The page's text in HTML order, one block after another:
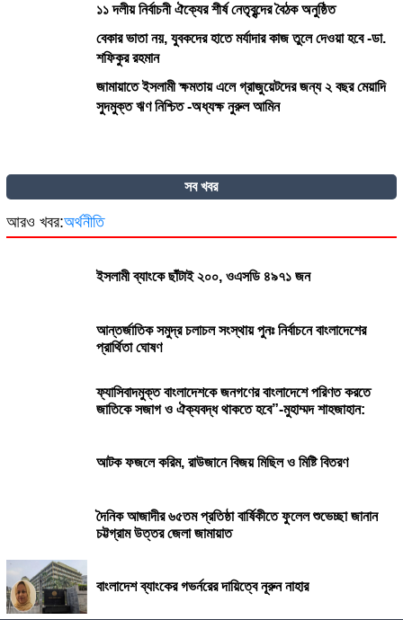
১১ দলীয় নির্বাচনী ঐক্যের শীর্ষ নেতৃবৃন্দের বৈঠক অনুষ্ঠিত
বেকার ভাতা নয়, যুবকদের হাতে মর্যাদার কাজ তুলে দেওয়া হবে -ডা.
শফিকুর রহমান
জামায়াতে ইসলামী ক্ষমতায় এলে গ্রাজুয়েটদের জন্য ২ বছর মেয়াদি
সুদমুক্ত ঋণ নিশ্চিত -অধ্যক্ষ নুরুল আমিন
সব খবর
আরও খবর:অর্থনীতি
ইসলামী ব্যাংকে ছাঁটাই ২০০, ওএসডি ৪৯৭১ জন
আন্তর্জাতিক সমুদ্র চলাচল সংস্থায় পুনঃ নির্বাচনে বাংলাদেশের
প্রার্থিতা ঘোষণ
ফ্যাসিবাদমুক্ত বাংলাদেশকে জনগণের বাংলাদেশে পরিণত করতে
জাতিকে সজাগ ও ঐক্যবদ্ধ থাকতে হবে”-মুহাম্মদ শাহজাহান:
আটক ফজলে করিম, রাউজানে বিজয় মিছিল ও মিষ্টি বিতরণ
দৈনিক আজাদীর ৬৫তম প্রতিষ্ঠা বার্ষিকীতে ফুলেল শুভেচ্ছা জানান
চট্টগ্রাম উত্তর জেলা জামায়াত
বাংলাদেশ ব্যাংকের গভর্নরের দায়িত্বে নূরুন নাহার